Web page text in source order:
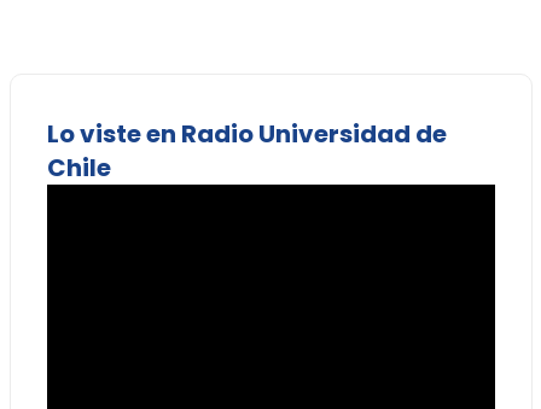
Lo viste en Radio Universidad de
Chile